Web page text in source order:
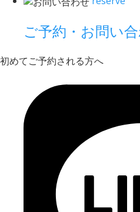
ご予約・お問い
初めてご予約される方へ